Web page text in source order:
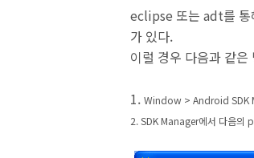
eclipse 또는 adt를 통
가 있다.
이럴 경우 다음과 같
1. Window > Android SDK
2. SDK Manager에서 다음의